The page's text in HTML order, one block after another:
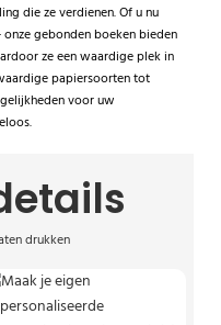
die ze verdienen. Of u nu
gebonden boeken bieden
ze een waardige plek in
papiersoorten tot
voor uw
drukken